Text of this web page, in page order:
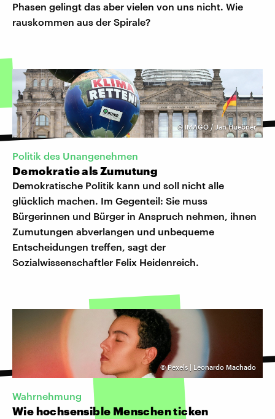
Phasen gelingt das aber vielen von uns nicht. Wie
rauskommen aus der Spirale?
© IMAGO / Jan Huebner
Politik des Unangenehmen
Demokratie als Zumutung
Demokratische Politik kann und soll nicht alle
glücklich machen. Im Gegenteil: Sie muss
Bürgerinnen und Bürger in Anspruch nehmen, ihnen
Zumutungen abverlangen und unbequeme
Entscheidungen treffen, sagt der
Sozialwissenschaftler Felix Heidenreich.
©Pexels | Leonardo Machado
Wahrnehmung
Wie hochsensible Menschen ticken